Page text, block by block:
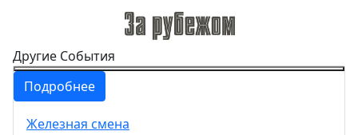
Другие События
Подробнее
Железная смена